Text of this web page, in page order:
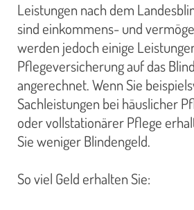
Leistungen nach dem
sind einkommens- und
werden jedoch einige
Pflegeversicherung auf das
angerechnet. Wenn Sie
Sachleistungen bei häuslicher
oder vollstationärer Pflege
Sie weniger Blindengeld.
So viel Geld erhalten Sie: